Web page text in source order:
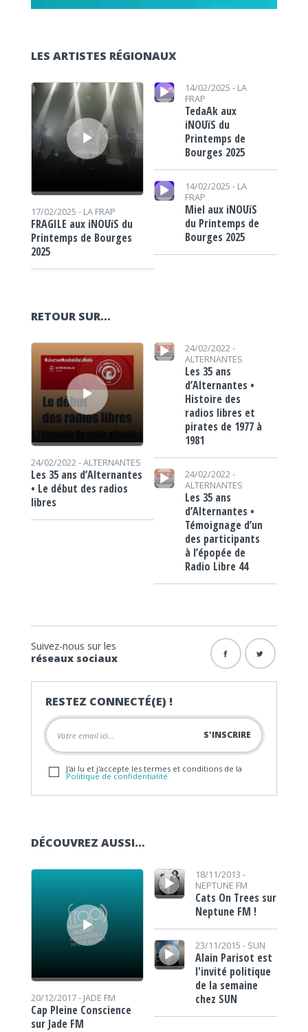
LES ARTISTES RÉGIONAUX
Lecteur audio
17/02/2025 - LA FRAP
FRAGILE aux iNOUïS du
Printemps de Bourges
2025
Lecteur audio 14/02/2025 - LA
FRAP
TedaAk aux
iNOUïS du
Printemps de
Bourges 2025
Lecteur audio
14/02/2025 - LA
FRAP
Miel aux iNOUïS
du Printemps de
Bourges 2025
RETOUR SUR…
Lecteur audio
24/02/2022 -ALTERNANTES
Les 35 ans d’Alternantes
• Le début des radios
libres
Lecteur audio
24/02/2022 -
ALTERNANTES
Les 35 ans
d’Alternantes •
Histoire des
radios libres et
pirates de 1977 à
1981
Lecteur audio
24/02/2022 -
ALTERNANTES
Les 35 ans
d’Alternantes •
Témoignage d’un
des participants
à l’épopée de
Radio Libre 44
Suivez-nous sur les
réseaux sociaux
RESTEZ CONNECTÉ(E) !
J'ai lu et j'accepte les termes et conditions de la
Politique de confidentialité
DÉCOUVREZ AUSSI…
Lecteur audio
20/12/2017 - JADE FM
Cap Pleine Conscience
sur Jade FM
Lecteur audio18/11/2013 -
NEPTUNE FM
Cats On Trees sur
Neptune FM !
Lecteur audio
23/11/2015 - SUN
Alain Parisot est
l'invité politique
de la semaine
chez SUN